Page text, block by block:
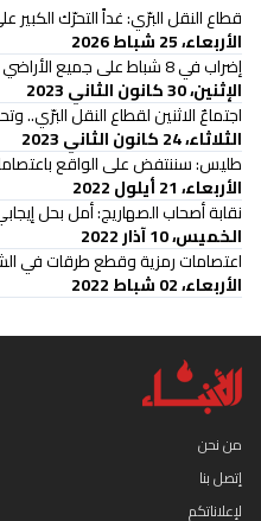
قطاع النقل البرّي: غداً التحرّك الكبير
الأربعاء، 25 شباط 2026
إضراب في 8 شباط على جميع الأراضي اللّبنانية!
الإثنين، 30 كانون الثاني 2023
اجتماعٌ الاثنين لقطاع النقل البرّي..
الثلاثاء، 24 كانون الثاني 2023
طليس: سننتفض على الواقع
الأربعاء، 21 أيلول 2022
نقابة أصحاب الصهاريج: أمل بحل
الخميس، 10 آذار 2022
اعتصامات رمزية وقطع طرقات في
الأربعاء، 02 شباط 2022
من نحن
إتصل بنا
لإعلاناتكم